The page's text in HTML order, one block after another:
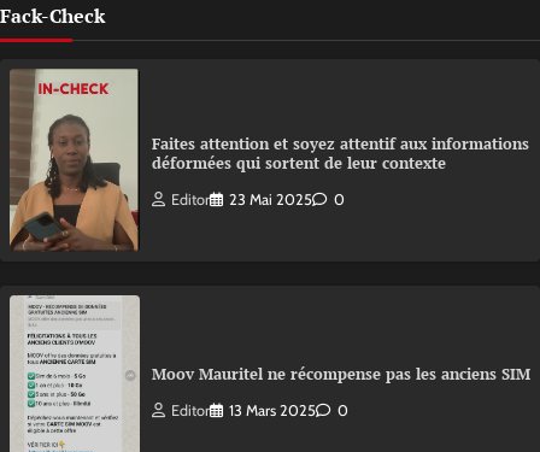
Fack-Check
Faites attention et soyez attentif aux informations
déformées qui sortent de leur contexte
Editor 23 Mai 2025 0
Moov Mauritel ne récompense pas les anciens SIM
Editor 13 Mars 2025 0